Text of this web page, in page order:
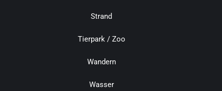
Strand
Tierpark / Zoo
Wandern
Wasser